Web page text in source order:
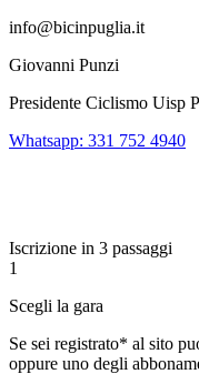
info@bicinpuglia.it
Giovanni Punzi
Presidente Ciclismo Uisp
Whatsapp: 331 752 4940
Iscrizione in 3 passaggi
1
Scegli la gara
Se sei registrato* al sito
oppure uno degli